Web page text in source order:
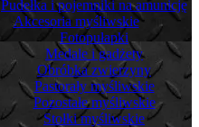
Pudełka i pojemniki na amunicję
Akcesoria myśliwskie
Fotopułapki
Medale i gadżety
Obróbka zwierzyny
Pastorały myśliwskie
Pozostałe myśliwskie
Stołki myśliwskie